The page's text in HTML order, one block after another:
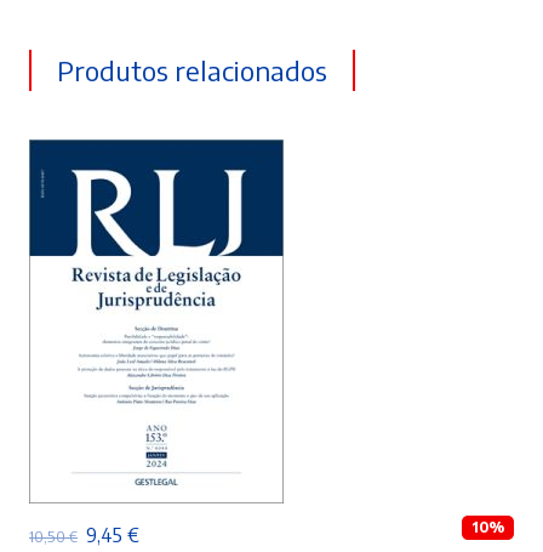
Produtos relacionados
10,50€ O
9,45 €O
10%